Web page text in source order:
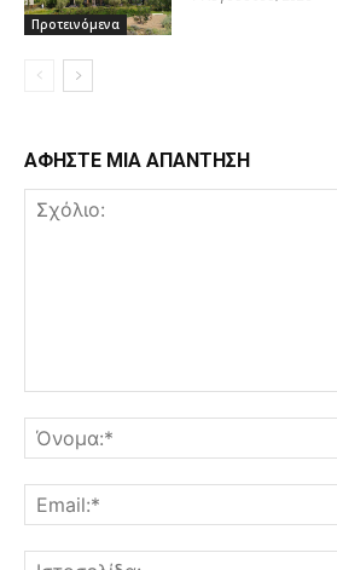
Προτεινόμενα
ΑΦΗΣΤΕ ΜΙΑ ΑΠΑΝΤΗΣΗ